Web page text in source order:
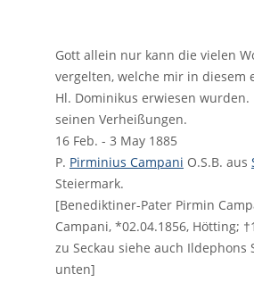
Gott allein nur kann die vielen
vergelten, welche mir in diesem
Hl. Dominikus erwiesen
seinen Verheißungen.
16 Feb. - 3 May 1885
P. Pirminius Campani O.S.B. aus
Steiermark.
[Benediktiner-Pater Pirmin
Campani, *02.04.1856, Hötting;
zu Seckau siehe auch Ildephons
unten]